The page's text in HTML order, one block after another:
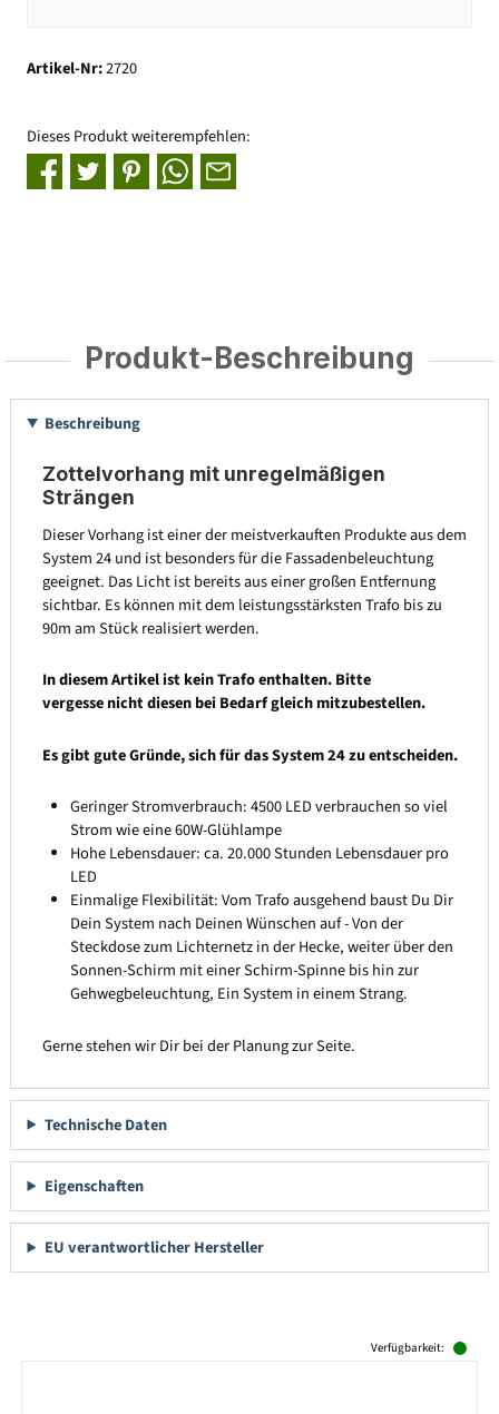
Artikel-Nr:2720
Dieses Produkt weiterempfehlen:
Produkt-Beschreibung
Beschreibung
Zottelvorhang mit unregelmäßigen
Strängen
Dieser Vorhang ist einer der meistverkauften Produkte aus dem
System 24 und ist besonders für die Fassadenbeleuchtung
geeignet. Das Licht ist bereits aus einer großen Entfernung
sichtbar. Es können mit dem leistungsstärksten Trafo bis zu
90m am Stück realisiert werden.
In diesem Artikel ist kein Trafo enthalten. Bitte
vergesse nicht diesen bei Bedarf gleich mitzubestellen.
Es gibt gute Gründe, sich für das System 24 zu entscheiden.
Geringer Stromverbrauch: 4500 LED verbrauchen so viel
Strom wie eine 60W-Glühlampe
Hohe Lebensdauer: ca. 20.000 Stunden Lebensdauer pro
LED
Einmalige Flexibilität: Vom Trafo ausgehend baust Du Dir
Dein System nach Deinen Wünschen auf - Von der
Steckdose zum Lichternetz in der Hecke, weiter über den
Sonnen-Schirm mit einer Schirm-Spinne bis hin zur
Gehwegbeleuchtung, Ein System in einem Strang.
Gerne stehen wir Dir bei der Planung zur Seite.
Technische Daten
Eigenschaften
EU verantwortlicher Hersteller
Verfügbarkeit: